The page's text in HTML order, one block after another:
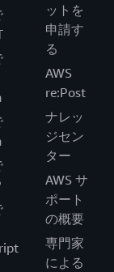
ットを
申請す
る
AWS
re:Post
ナレッ
ジセン
ター
AWS サ
ポート
の概要
専門家
による